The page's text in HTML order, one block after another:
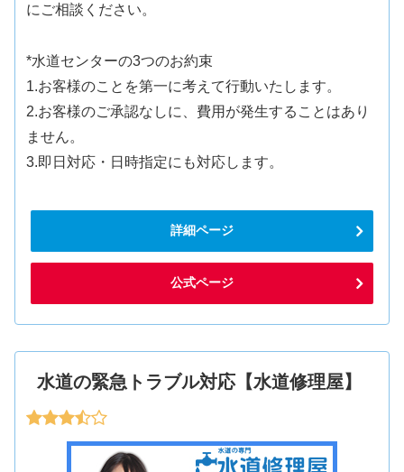
にご相談ください。
*水道センターの3つのお約束
1.お客様のことを第一に考えて行動いたします。
2.お客様のご承認なしに、費用が発生することはあり
ません。
3.即日対応・日時指定にも対応します。
詳細ページ
公式ページ
水道の緊急トラブル対応【水道修理屋】